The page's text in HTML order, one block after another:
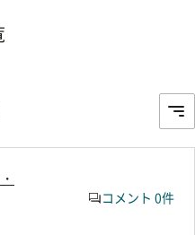
コメント 0件